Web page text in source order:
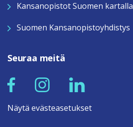
Kansanopistot Suomen kartalla
Suomen Kansanopistoyhdistys
Seuraa meitä
Näytä evästeasetukset